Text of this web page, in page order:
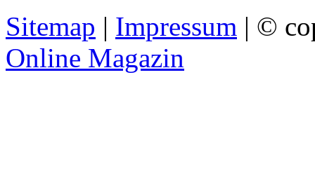
Sitemap | Impressum | ©
Online Magazin